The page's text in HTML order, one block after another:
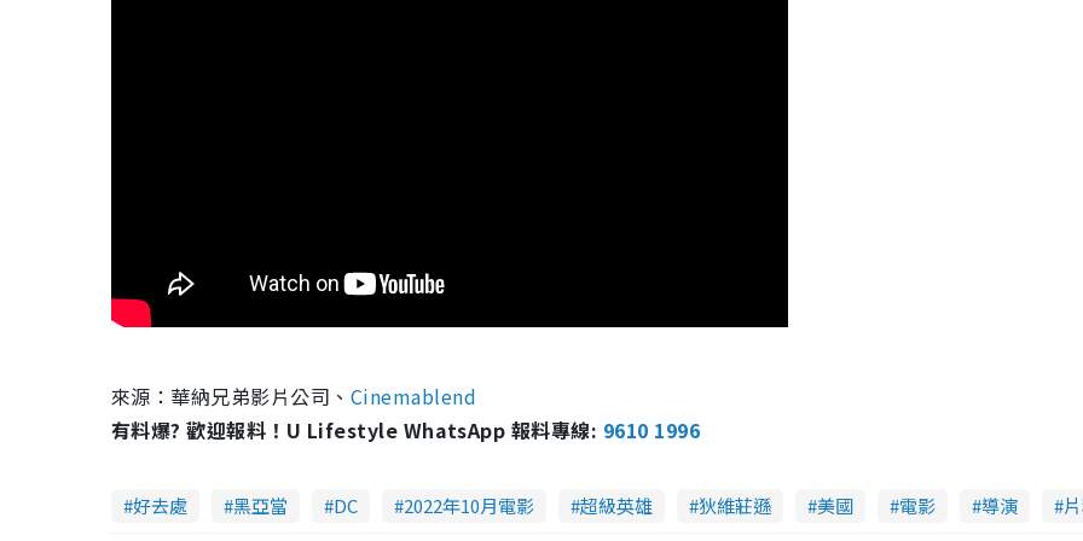
來源： 華納兄弟影片公司、 Cinemablend
有料爆? 歡迎報料！U Lifestyle WhatsApp 報料專線: 9610 1996
好去處 黑亞當 DC 2022年10月電影 超級英雄 狄維莊遜 美國 電影 導演